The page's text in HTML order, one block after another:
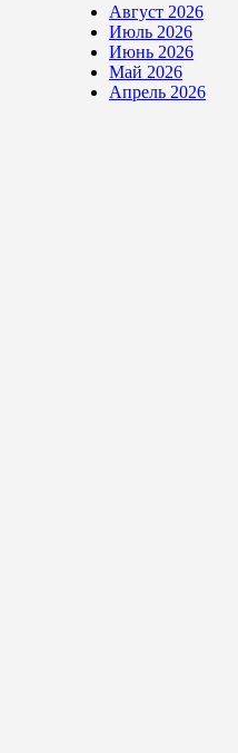
Август 2026
Июль 2026
Июнь 2026
Май 2026
Апрель 2026